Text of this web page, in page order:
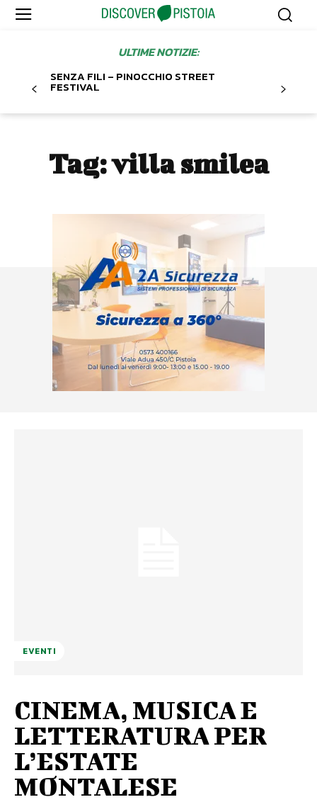
ULTIME NOTIZIE:
SENZA FILI – PINOCCHIO STREET
FESTIVAL
Tag:villa smilea
EVENTI
CINEMA, MUSICA E
LETTERATURA PER
L’ESTATE
MONTALESE